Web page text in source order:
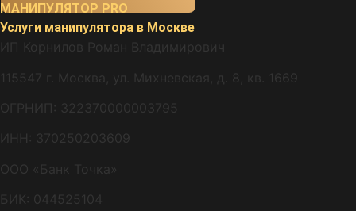
МАНИПУЛЯТОР PRO
Услуги манипулятора в Москве
ИП Корнилов Роман Владимирович
115547 г. Москва, ул. Михневская, д. 8, кв. 1669
ОГРНИП: 322370000003795
ИНН: 370250203609
ООО «Банк Точка»
БИК: 044525104